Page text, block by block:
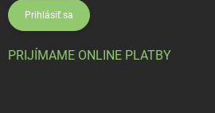
Prihlásiť sa
PRIJÍMAME ONLINE PLATBY